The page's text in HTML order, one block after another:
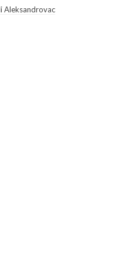
Aleksandrovac